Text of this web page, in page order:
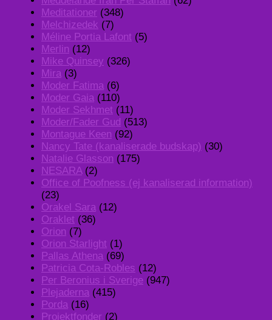
Meditationer (348)
Melchizedek (7)
Méline Portia Lafont (5)
Merlin (12)
Mike Quinsey (326)
Mira (3)
Moder Fatima (6)
Moder Gaia (110)
Moder Sekhmet (11)
Moder/Fader Gud (513)
Montague Keen (92)
Nancy Tate (kanaliserade budskap) (30)
Natalie Glasson (175)
NESARA(2)
Office of Poofness (ej kanaliserad information)
(23)
Orakel Sara (12)
Oraklet (36)
Orion (7)
Orion Starlight (1)
Pallas Athena (69)
Patricia Cota-Robles (12)
Per Beronius i Sverige (947)
Plejaderna (415)
Porda (16)
Projektfonder (2)